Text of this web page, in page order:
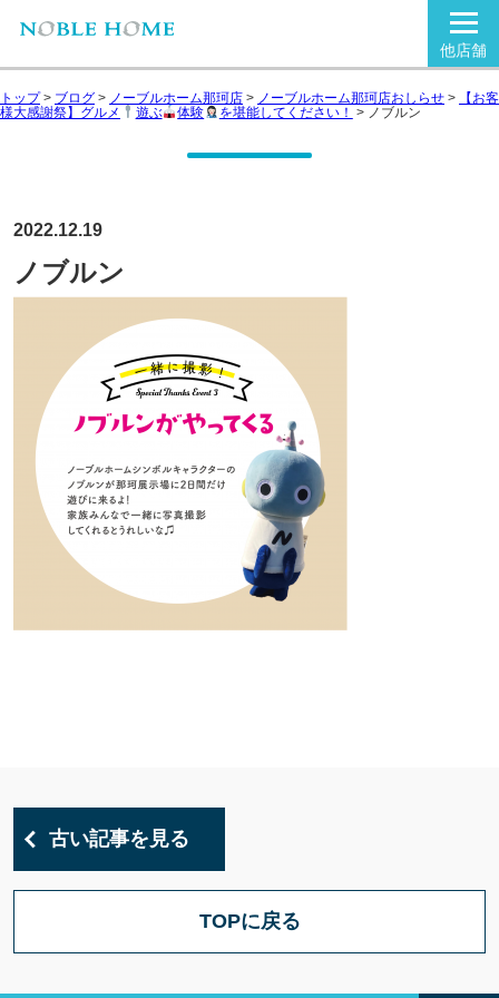
他店舗
トップ> ブログ > ノーブルホーム那珂店 > ノーブルホーム那珂店おしらせ >
【お客
様大感謝祭】グルメ
遊ぶ 体験 を堪能してください！ > ノブルン
2022.12.19
ノブルン
古い記事を見る
TOPに戻る